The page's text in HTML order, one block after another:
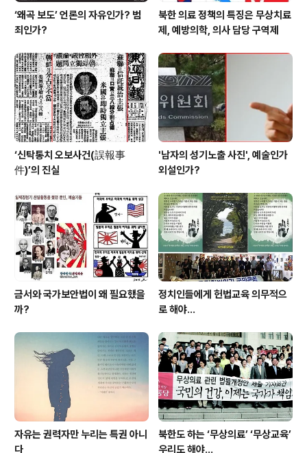
‘왜곡 보도’ 언론의 자유인가? 범
죄인가?
북한 의료 정책의 특징은 무상치료
제, 예방의학, 의사 담당 구역제
‘신탁통치 오보사건(誤報事
件)’의 진실
'남자의 성기노출 사진', 예술인가
외설인가?
금서와 국가보안법이 왜 필요했을
까?
정치인들에게 헌법교육 의무적으
로 해야…
자유는 권력자만 누리는 특권 아니
다
북한도 하는 ‘무상의료’ ‘무상교육’
우리도 해야...